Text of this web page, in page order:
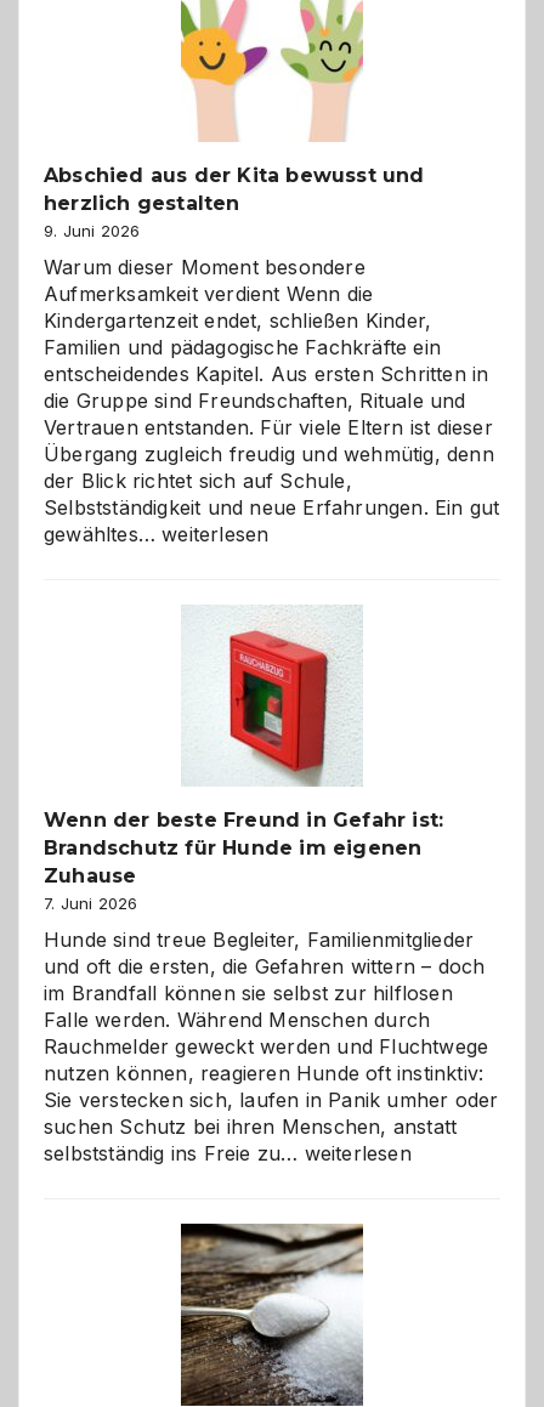
verstehen
Abschied aus der Kita bewusst und
herzlich gestalten
9. Juni 2026
Warum dieser Moment besondere
Aufmerksamkeit verdient Wenn die
Kindergartenzeit endet, schließen Kinder,
Familien und pädagogische Fachkräfte ein
entscheidendes Kapitel. Aus ersten Schritten in
die Gruppe sind Freundschaften, Rituale und
Vertrauen entstanden. Für viele Eltern ist dieser
Übergang zugleich freudig und wehmütig, denn
der Blick richtet sich auf Schule,
Selbstständigkeit und neue Erfahrungen. Ein gut
gewähltes…Abschied
bewusst
herzlich
gestalten
weiterlesen
Wenn der beste Freund in Gefahr ist:
Brandschutz für Hunde im eigenen
Zuhause
7. Juni 2026
Hunde sind treue Begleiter, Familienmitglieder
und oft die ersten, die Gefahren wittern – doch
im Brandfall können sie selbst zur hilflosen
Falle werden. Während Menschen durch
Rauchmelder geweckt werden und Fluchtwege
nutzen können, reagieren Hunde oft instinktiv:
Sie verstecken sich, laufen in Panik umher oder
suchen Schutz bei ihren Menschen, anstatt
selbstständig ins Freie zu… Wenn
Freund
in
Gefahr
ist:
Brandschutz
für
Hunde
weiterlesen